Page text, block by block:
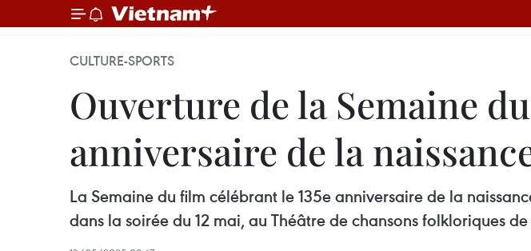
CULTURE-SPORTS
Ouverture de la Semaine
anniversaire de la
La Semaine du film célébrant le 135e anniversaire de la
dans la soirée du 12 mai, au Théâtre de chansons folkloriques